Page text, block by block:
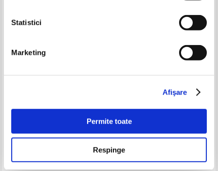
Statistici
Marketing
Afişare
Permite toate
Respinge
Adaugă în coș
Lei
-50%